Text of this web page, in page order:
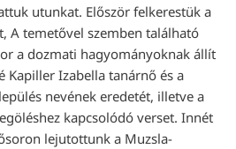
utunkat. Először felkerestük a
A temetővel szemben található
a dozmati hagyományoknak állít
Kapiller Izabella tanárnő és a
nevének eredetét, illetve a
kapcsolódó verset. Innét
lejutottunk a Muzsla-